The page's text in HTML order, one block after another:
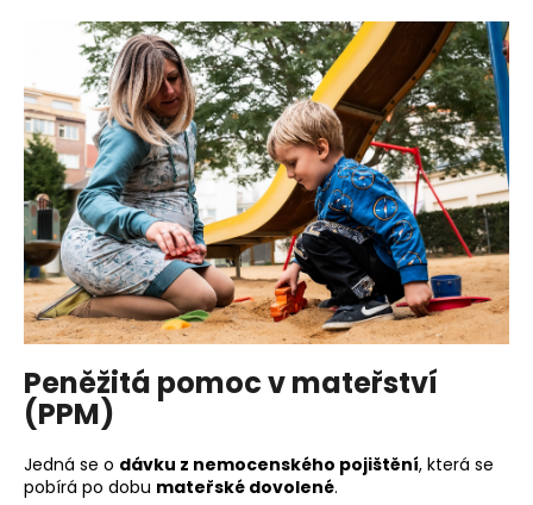
Peněžitá pomoc v mateřství
(PPM)
Jedná se o dávku z nemocenského pojištění, která se
pobírá po dobu mateřské dovolené.